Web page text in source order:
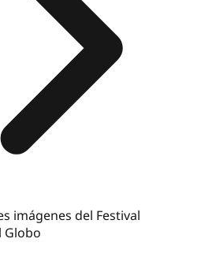
imágenes del Festival
Globo